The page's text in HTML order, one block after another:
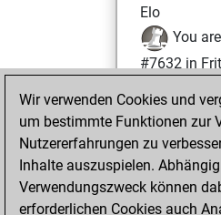
Elo
You
#7632 in
Samstag,
20, 2021
You
Wir verwenden Cookies und
um bestimmte Funktionen zur
Nutzererfahrungen zu
Inhalte auszuspielen.
Verwendungszweck können
erforderlichen Cookies auch